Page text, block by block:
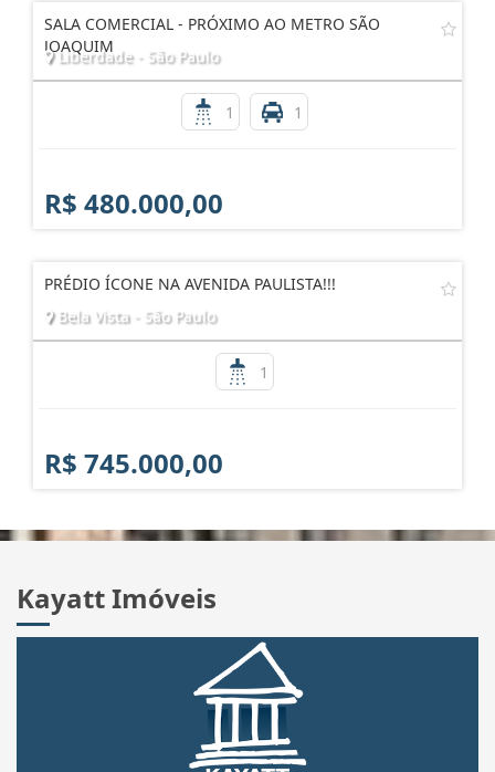
SALA COMERCIAL - PRÓXIMO AO METRO SÃO
JOAQUIM
Liberdade - São Paulo
1 1
R$ 480.000,00
PRÉDIO ÍCONE NA AVENIDA PAULISTA!!!
Bela Vista - São Paulo
1
R$ 745.000,00
Kayatt Imóveis